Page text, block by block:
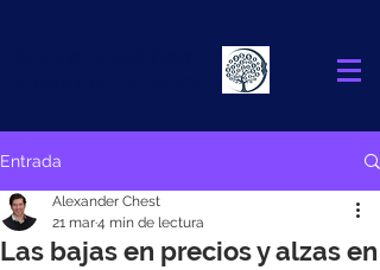
Entrada
Las bajas en precios y alzas en
Alexander Chest
21 mar4 min de lectura